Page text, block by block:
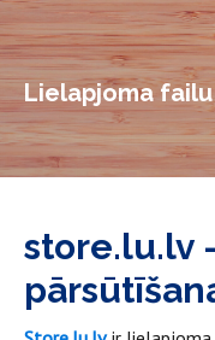
Lielapjoma
store.lu.lv